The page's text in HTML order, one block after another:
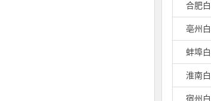
合肥
亳州
蚌埠
淮南
宿州